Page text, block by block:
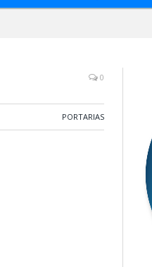
0
PORTARIAS